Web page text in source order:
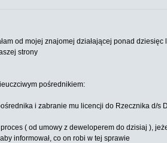
od mojej znajomej działającej ponad
strony
pośrednikiem:
i zabranie mu licencji do Rzecznika d/s
( od umowy z deweloperem do dzisiaj ),
informował, co on robi w tej sprawie